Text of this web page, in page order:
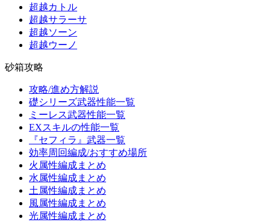
超越カトル
超越サラーサ
超越ソーン
超越ウーノ
砂箱攻略
攻略/進め方解説
礎シリーズ武器性能一覧
ミーレス武器性能一覧
EXスキルの性能一覧
『セフィラ』武器一覧
効率周回編成/おすすめ場所
火属性編成まとめ
水属性編成まとめ
土属性編成まとめ
風属性編成まとめ
光属性編成まとめ